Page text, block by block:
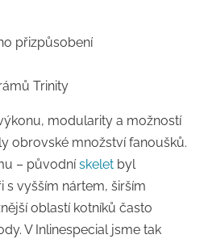
přizpůsobení
Trinity
modularity a možností
obrovské množství fanoušků.
– původnískelet byl
s vyšším nártem, širším
oblastí kotníků často
V Inlinespecial jsme tak